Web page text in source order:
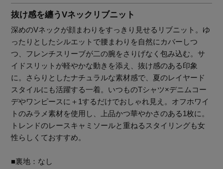
【エディターズ・エッセンシャル】
抜け感を纏うVネックリブニット
深めのVネックが顔まわりをすっきり見せるリブニット。ゆ
ったりとしたシルエットで腰まわりを自然にカバーしつ
つ、フレンチスリーブが二の腕をさりげなく包み込む。サ
イドスリットが軽やかな動きを添え、抜け感のある印象
に。さらりとしたナチュラルな素材感で、夏のレイヤード
スタイルにも活躍する一着。いつものTシャツ×デニムコー
デやワンピースに＋1するだけでおしゃれ見え。オフホワイ
トのみラメ素材を使用し、上品かつ華やかさのある1枚に。
トレンドのレースキャミソールと重ねるスタイリングも女
性らしくておすすめ。
■裏地：なし